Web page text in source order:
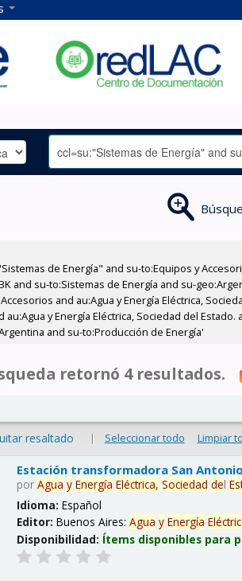
de Energía" and su-to:Equipos y
and su-to:Sistemas de Energía and su-
and au:Agua y Energía Eléctrica,
au:Agua y Energía Eléctrica, Sociedad del
and su-to:Producción de Energía'
retornó 4 resultados.
resaltado | Seleccionar todo Limpiar
Estación transformadora San
porAgua y Energía Eléctrica, Sociedad del
Idioma:Español
Editor:Buenos Aires:Agua y Energía
Disponibilidad: Ítems disponibles para